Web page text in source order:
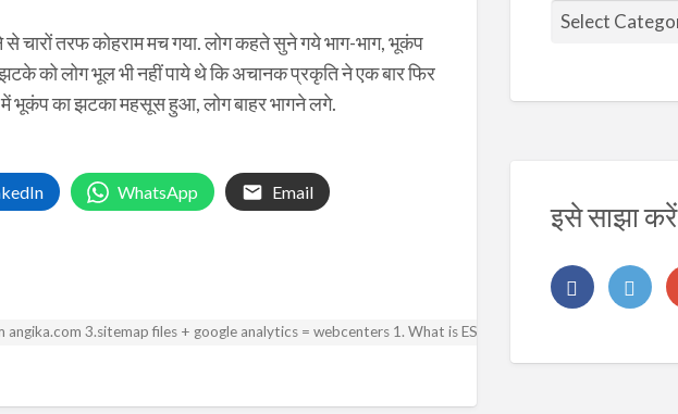
चारों तरफ कोहराम मच गया. लोग कहते सुने गये भाग-भाग, भूकंप
को लोग भूल भी नहीं पाये थे कि अचानक प्रकृति ने एक बार फिर
में भूकंप का झटका महसूस हुआ, लोग बाहर भागने लगे.
WhatsApp Email
3.sitemap files + google analytics = webcenters 1. What is ESA? 2. Digital Address Lookup
इसे साझा करें